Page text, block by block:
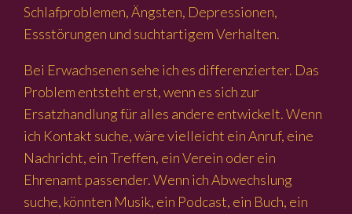
Schlafproblemen, Ängsten, Depressionen,
Essstörungen und suchtartigem Verhalten.
Bei Erwachsenen sehe ich es differenzierter. Das
Problem entsteht erst, wenn es sich zur
Ersatzhandlung für alles andere entwickelt. Wenn
ich Kontakt suche, wäre vielleicht ein Anruf, eine
Nachricht, ein Treffen, ein Verein oder ein
Ehrenamt passender. Wenn ich Abwechslung
suche, könnten Musik, ein Podcast, ein Buch, ein